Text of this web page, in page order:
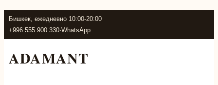
Бишкек, ежедневно 10:00-20:00
+996 555 900 330·WhatsApp
ADAMANT